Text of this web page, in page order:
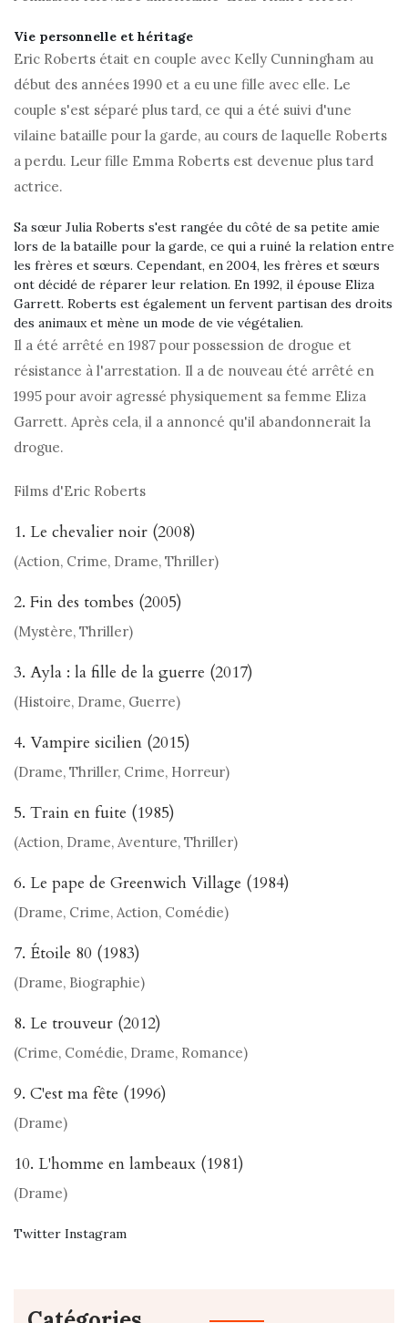
Vie personnelle et héritage
Eric Roberts était en couple avec Kelly Cunningham au
début des années 1990 et a eu une fille avec elle. Le
couple s'est séparé plus tard, ce qui a été suivi d'une
vilaine bataille pour la garde, au cours de laquelle Roberts
a perdu. Leur fille Emma Roberts est devenue plus tard
actrice.
Sa sœur Julia Roberts s'est rangée du côté de sa petite amie
lors de la bataille pour la garde, ce qui a ruiné la relation entre
les frères et sœurs. Cependant, en 2004, les frères et sœurs
ont décidé de réparer leur relation. En 1992, il épouse Eliza
Garrett. Roberts est également un fervent partisan des droits
des animaux et mène un mode de vie végétalien.
Il a été arrêté en 1987 pour possession de drogue et
résistance à l'arrestation. Il a de nouveau été arrêté en
1995 pour avoir agressé physiquement sa femme Eliza
Garrett. Après cela, il a annoncé qu'il abandonnerait la
drogue.
Films d'Eric Roberts
1. Le chevalier noir (2008)
(Action, Crime, Drame, Thriller)
2. Fin des tombes (2005)
(Mystère, Thriller)
3. Ayla : la fille de la guerre (2017)
(Histoire, Drame, Guerre)
4. Vampire sicilien (2015)
(Drame, Thriller, Crime, Horreur)
5. Train en fuite (1985)
(Action, Drame, Aventure, Thriller)
6. Le pape de Greenwich Village (1984)
(Drame, Crime, Action, Comédie)
7. Étoile 80 (1983)
(Drame, Biographie)
8. Le trouveur (2012)
(Crime, Comédie, Drame, Romance)
9. C'est ma fête (1996)
(Drame)
10. L'homme en lambeaux (1981)
(Drame)
Twitter Instagram